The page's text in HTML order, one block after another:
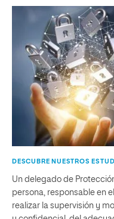
DESCUBRE NUESTROS
Un delegado de
persona, responsable en
realizar la supervisión y